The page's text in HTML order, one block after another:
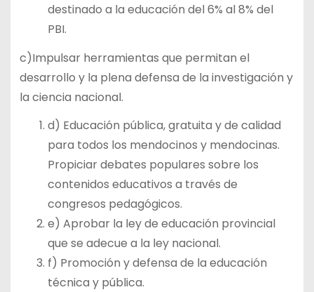
destinado a la educación del 6% al 8% del
PBI.
c)Impulsar herramientas que permitan el
desarrollo y la plena defensa de la investigación y
la ciencia nacional.
d) Educación pública, gratuita y de calidad
para todos los mendocinos y mendocinas.
Propiciar debates populares sobre los
contenidos educativos a través de
congresos pedagógicos.
e) Aprobar la ley de educación provincial
que se adecue a la ley nacional.
f) Promoción y defensa de la educación
técnica y pública.